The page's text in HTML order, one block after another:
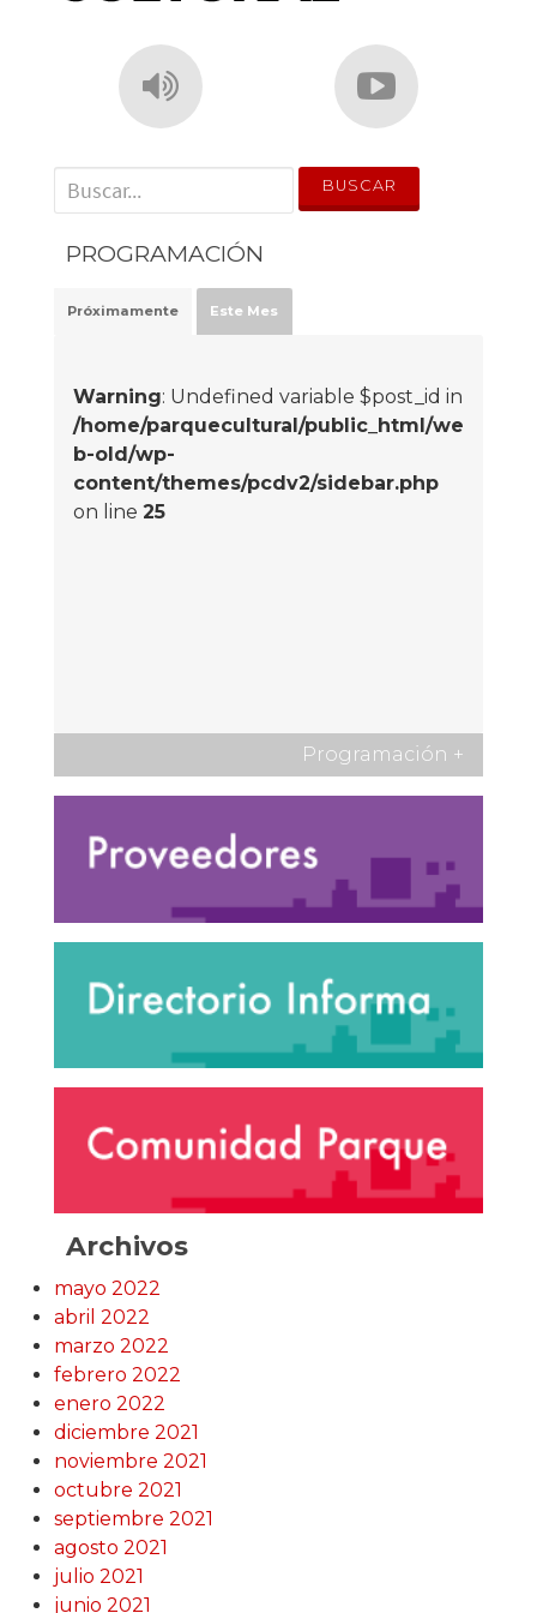
' . __('Search for:') . '
PROGRAMACIÓN
Próximamente Este Mes
Warning: Undefined variable $post_id in
/home/parquecultural/public_html/we
b-old/wp-
content/themes/pcdv2/sidebar.php
on line 25
Programación +
Archivos
mayo 2022
abril 2022
marzo 2022
febrero 2022
enero 2022
diciembre 2021
noviembre 2021
octubre 2021
septiembre 2021
agosto 2021
julio 2021
junio 2021